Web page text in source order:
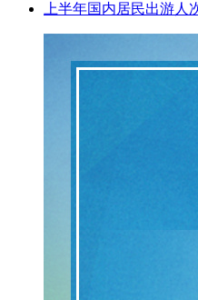
上半年国内居民出游人